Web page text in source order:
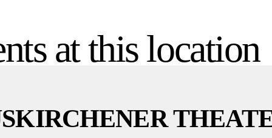
at this location